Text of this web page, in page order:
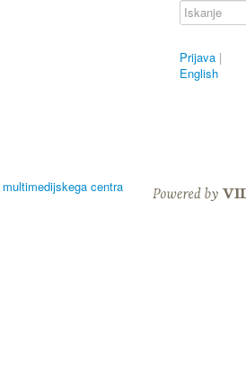
Prijava |
English
multimedijskega centra